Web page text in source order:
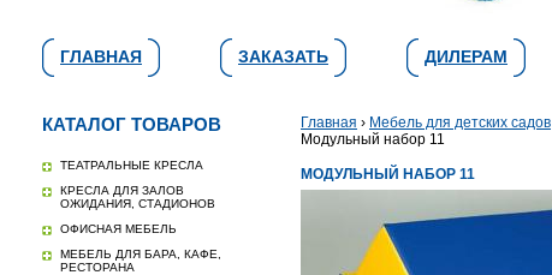
ГЛАВНАЯ ЗАКАЗАТЬ ДИЛЕРАМ
КАТАЛОГ ТОВАРОВ
ТЕАТРАЛЬНЫЕ КРЕСЛА
КРЕСЛА ДЛЯ ЗАЛОВ
ОЖИДАНИЯ, СТАДИОНОВ
ОФИСНАЯ МЕБЕЛЬ
МЕБЕЛЬ ДЛЯ БАРА, КАФЕ,
РЕСТОРАНА
Главная › Мебель для детских садов
Модульный набор 11
МОДУЛЬНЫЙ НАБОР 11